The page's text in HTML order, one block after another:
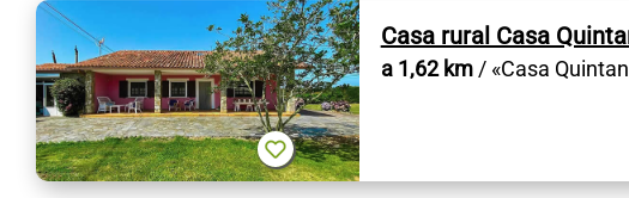
Casa rural Casa
a 1,62 km/ «Casa